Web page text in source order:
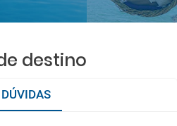
destino